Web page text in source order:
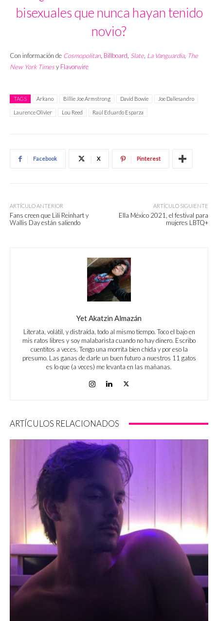
bisexuales que nunca hayan tenido
novio?
Con información de Cosmopolitan, Billboard, Slate, La Vanguardia, The
New York Timesy Flavorwire
TAGS Arkano Billie Joe Armstrong David Bowie Joe Dallesandro
Laurence Olivier Lou Reed Raúl Eduardo Esparza
Facebook X Pinterest
ARTÍCULO ANTERIOR
Fans creen que Lili Reinhart y
Wallis Day están saliendo
ARTÍCULO SIGUIENTE
Ella México 2021, el festival para
mujeres LBTQ+
Yet Akatzin Almazán
Literata, volátil, y distraída, todo al mismo tiempo. Toco el bajo en
mis ratos libres y soy malabarista cuando no hay dinero. Escribo
cuentitos a veces. Tengo una morrita bien chida y por eso la
presumo. Las ganas de darle un buen futuro a nuestros 11 gatos
es lo que (a veces) me levanta en las mañanas.
ARTÍCULOS RELACIONADOS